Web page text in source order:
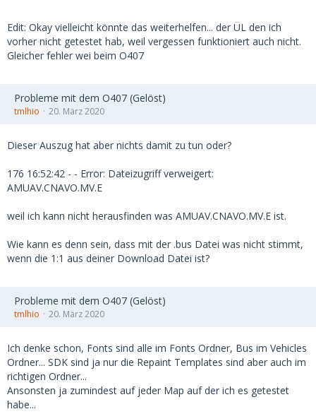
Edit: Okay vielleicht könnte das weiterhelfen... der ÜL den ich
vorher nicht getestet hab, weil vergessen funktioniert auch nicht.
Gleicher fehler wei beim O407
Probleme mit dem O407 (Gelöst)
tmlhio 20. März 2020
Dieser Auszug hat aber nichts damit zu tun oder?
176 16:52:42 - - Error: Dateizugriff verweigert:
AMUAV.CNAVO.MV.E
weil ich kann nicht herausfinden was AMUAV.CNAVO.MV.E ist.
Wie kann es denn sein, dass mit der .bus Datei was nicht stimmt,
wenn die 1:1 aus deiner Download Datei ist?
Probleme mit dem O407 (Gelöst)
tmlhio 20. März 2020
Ich denke schon, Fonts sind alle im Fonts Ordner, Bus im Vehicles
Ordner... SDK sind ja nur die Repaint Templates sind aber auch im
richtigen Ordner...
Ansonsten ja zumindest auf jeder Map auf der ich es getestet
habe...